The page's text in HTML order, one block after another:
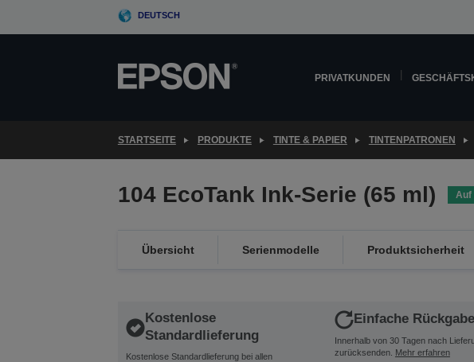
DEUTSCH
PRIVATKUNDEN
STARTSEITE PRODUKTE TINTE & PAPIER TINTENPATRONEN
104 EcoTank Ink-Serie (65 ml) Auf
Übersicht Serienmodelle Produktsicherheit
Kostenlose
Standardlieferung
Kostenlose Standardlieferung bei allen
Einfache Rückgabe
Innerhalb von 30 Tagen nach
zurücksenden. Mehr erfahren